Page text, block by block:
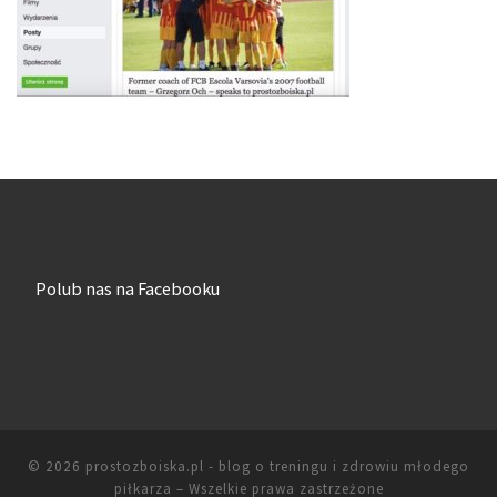
Polub nas na Facebooku
© 2026 prostozboiska.pl - blog o treningu i zdrowiu młodego
piłkarza – Wszelkie prawa zastrzeżone